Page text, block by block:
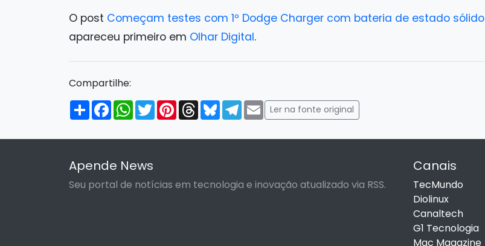
O post Começam testes com 1º Dodge Charger com bateria de estado sólido
apareceu primeiro em Olhar Digital.
Compartilhe:
Compartilhar
FacebookWhatsApp
TwitterPinterestThreadsBlueskyTelegram
Email
Ler na fonte original
Apende News
Seu portal de notícias em tecnologia e inovação atualizado via RSS.
Canais
TecMundo
Diolinux
Canaltech
G1 Tecnologia
Mac Magazine